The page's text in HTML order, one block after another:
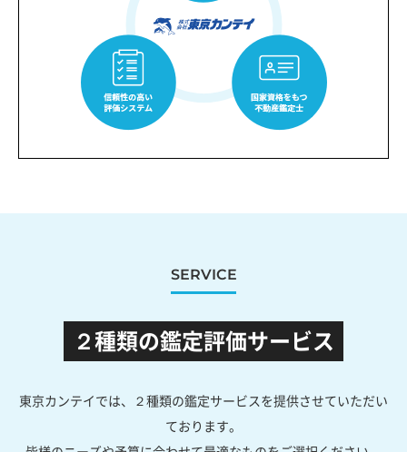
SERVICE
２種類の鑑定評価サービス
東京カンテイでは、２種類の鑑定サービスを提供させていただい
ております。